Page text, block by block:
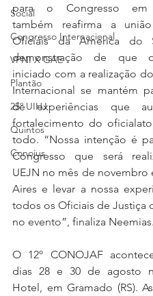
Social
Congresso Internacional
VPNI X GAE
Plantão
25º UIHJ
Quintos
Conojus
para o Congresso em
também reafirma a
Oficiais da América do
demonstração de que
iniciado com a realização
Internacional se mantém
de experiências que
fortalecimento do
todo. “Nossa intenção é
Congresso que será
UEJN no mês de novembro
Aires e levar a nossa
todos os Oficiais de Justiça
no evento”, finaliza
O 12º CONOJAF
dias 28 e 30 de agosto
Hotel, em Gramado (RS).